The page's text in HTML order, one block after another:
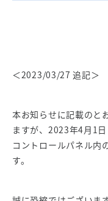
＜2023/03/27 追記＞
本お知らせに記載のと
ますが、2023年4月1日
コントロールパネル内
す。